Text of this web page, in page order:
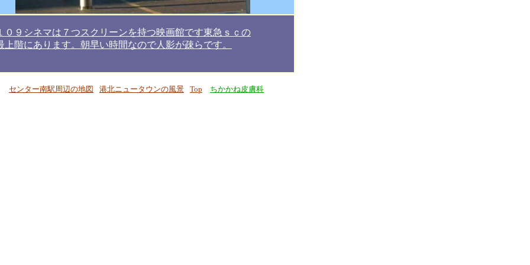
０９シネマは７つスクリーンを持つ映画館です東急ｓｃの
上階にあります。朝早い時間なので人影が疎らです。
センター南駅周辺の地図 港北ニュータウンの風景 Top ちかかね皮膚科